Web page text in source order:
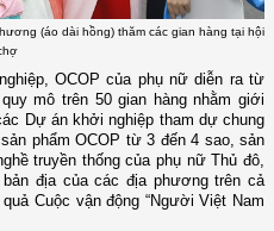
(áo dài hồng) thăm các gian hàng tại hội
OCOP của phụ nữ diễn ra từ
mô trên 50 gian hàng nhằm giới
Dự án khởi nghiệp tham dự chung
phẩm OCOP từ 3 đến 4 sao, sản
truyền thống của phụ nữ Thủ đô,
địa của các địa phương trên cả
Cuộc vận động “Người Việt Nam